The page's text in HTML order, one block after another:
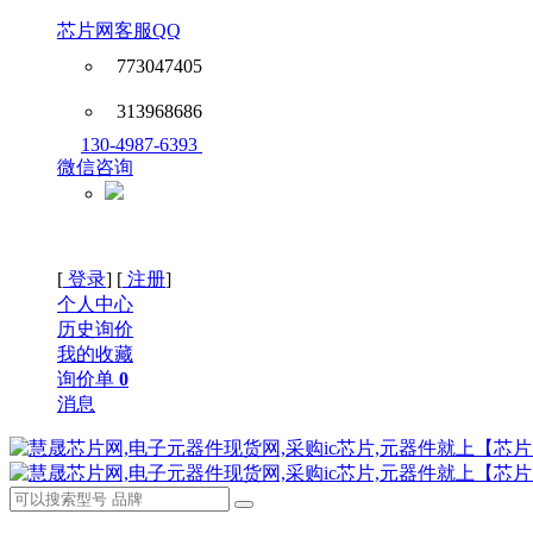
芯片网客服QQ
773047405
313968686
130-4987-6393
微信咨询
[ 登录] [ 注册]
个人中心
历史询价
我的收藏
询价单 0
消息